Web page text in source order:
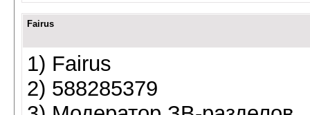
Fairus
1) Fairus
2) 588285379